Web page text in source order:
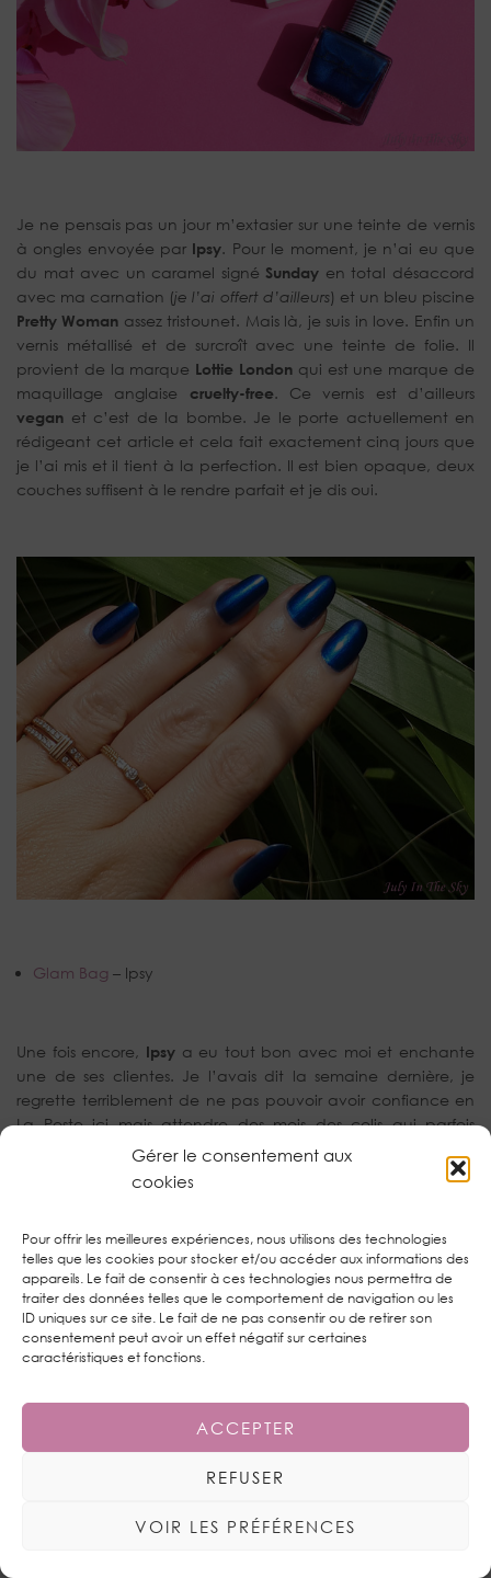
Gérer le consentement aux
cookies
Pour offrir les meilleures expériences, nous utilisons des technologies
telles que les cookies pour stocker et/ou accéder aux informations des
appareils. Le fait de consentir à ces technologies nous permettra de
traiter des données telles que le comportement de navigation ou les
ID uniques sur ce site. Le fait de ne pas consentir ou de retirer son
consentement peut avoir un effet négatif sur certaines
caractéristiques et fonctions.
ACCEPTER
REFUSER
VOIR LES PRÉFÉRENCES
Je ne pensais pas un jour m’extasier sur une teinte de vernis
à ongles envoyée par Ipsy. Pour le moment, je n’ai eu que
du mat avec un caramel signé Sunday en total désaccord
avec ma carnation (je l’ai offert d’ailleurs) et un bleu piscine
Pretty Woman assez tristounet. Mais là, je suis in love. Enfin un
vernis métallisé et de surcroît avec une teinte de folie. Il
provient de la marque Lottie London qui est une marque de
maquillage anglaise cruelty-free. Ce vernis est d’ailleurs
vegan et c’est de la bombe. Je le porte actuellement en
rédigeant cet article et cela fait exactement cinq jours que
je l’ai mis et il tient à la perfection. Il est bien opaque, deux
couches suffisent à le rendre parfait et je dis oui.
Glam Bag – Ipsy
Une fois encore, Ipsya eu tout bon avec moi et enchante
une de ses clientes. Je l’avais dit la semaine dernière, je
regrette terriblement de ne pas pouvoir avoir confiance en
La Poste ici mais attendre des mois des colis qui parfois
n’arrivent même pas, ça commence à me gonfler sévère. En
tout cas, deux sélections parfaites avec des marques soit
septembre et octobre. Recevra ? Recevra pas ? Dedans ?
DuUrban Decay, du Tarte, duColourPop , des trucs plutôt
chouettes en somme. Alors croisons les doigts.